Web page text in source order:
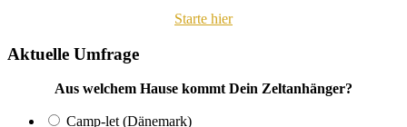
Starte hier
Aktuelle Umfrage
Aus welchem Hause kommt Dein Zeltanhänger?
Camp-let (Dänemark)